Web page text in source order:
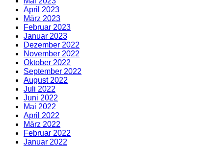
April 2023
März 2023
Februar 2023
Januar 2023
Dezember 2022
November 2022
Oktober 2022
September 2022
August 2022
Juli 2022
Juni 2022
Mai 2022
April 2022
März 2022
Februar 2022
Januar 2022